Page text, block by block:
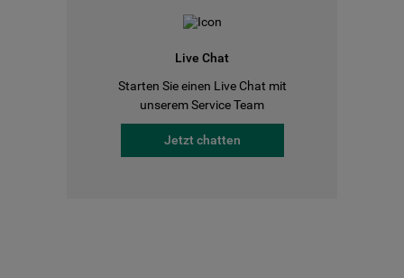
Live Chat
Starten Sie einen Live Chat mit
unserem Service Team
Jetzt chatten